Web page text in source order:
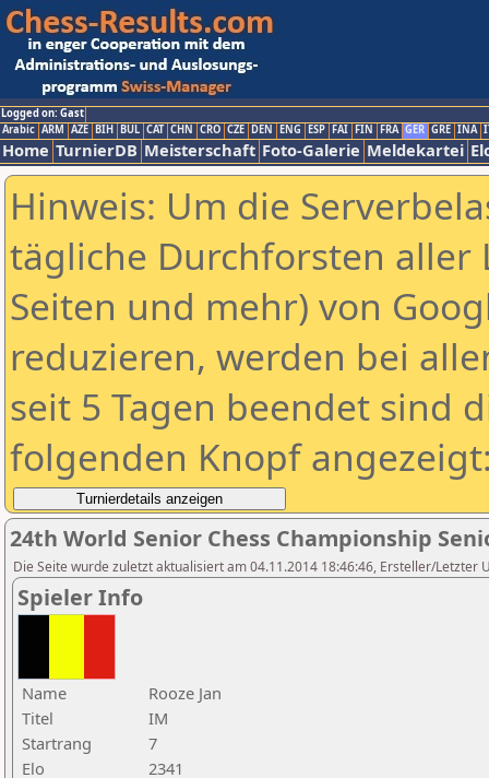
Logged on: Gast
Arabic ARM AZE BIH BUL CAT CHN CRO CZE DEN ENG ESP FAI FIN FRA GER GRE INA
Home TurnierDB Meisterschaft Foto-Galerie Meldekartei
Hinweis: Um die
tägliche Durchforsten aller
Seiten und mehr) von
reduzieren, werden bei
seit 5 Tagen beendet sind
folgenden Knopf
24th World Senior Chess Championship
Die Seite wurde zuletzt aktualisiert am 04.11.2014 18:46:46, Ersteller/Letzter
Spieler Info
Name
Rooze Jan
Titel
IM
Startrang
7
Elo
2341